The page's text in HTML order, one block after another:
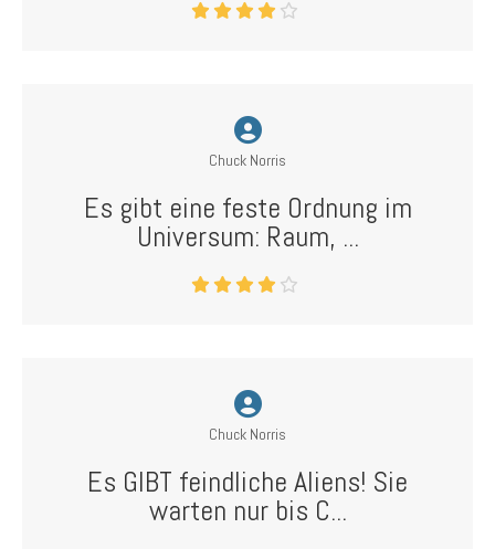
Chuck Norris
Es gibt eine feste Ordnung im
Universum: Raum, ...
Chuck Norris
Es GIBT feindliche Aliens! Sie
warten nur bis C...